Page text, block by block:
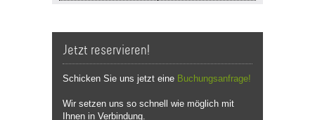
Jetzt reservieren!
Schicken Sie uns jetzt eine Buchungsanfrage!
Wir setzen uns so schnell wie möglich mit
Ihnen in Verbindung.